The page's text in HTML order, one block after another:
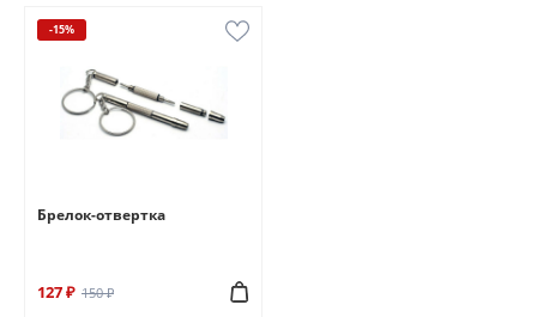
-15%
Брелок-отвертка
127 ₽ 150 ₽